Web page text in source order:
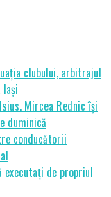
clubului, arbitrajul
Mircea Rednic își
duminică
conducătorii
executați de propriul